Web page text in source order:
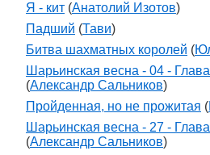
Я - кит (Анатолий Изотов)
Падший (Тави)
Битва шахматных королей (
Шарьинская весна - 04 -
(Александр Сальников)
Пройденная, но не прожитая (
Шарьинская весна - 27 -
(Александр Сальников)